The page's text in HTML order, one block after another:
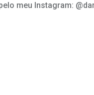
meu Instagram: